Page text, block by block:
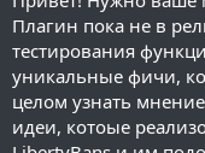
Плагин пока не в
тестирования
уникальные фичи,
целом узнать
идеи, котоые